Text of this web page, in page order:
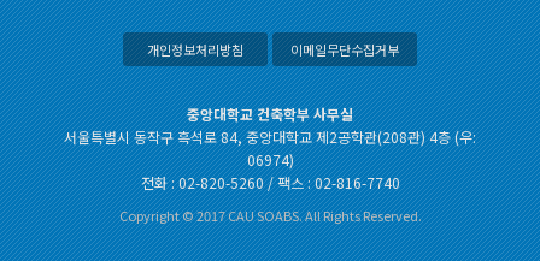
개인정보처리방침 이메일무단수집거부
중앙대학교 건축학부 사무실
서울특별시 동작구 흑석로 84, 중앙대학교 제2공학관(208관) 4층 (우:
06974)
전화 : 02-820-5260 / 팩스 : 02-816-7740
Copyright © 2017 CAU SOABS. All Rights Reserved.